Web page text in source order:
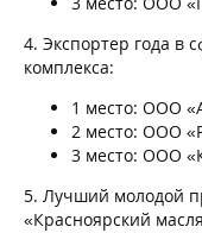
4. Экспортер года в
комплекса:
1 место: ООО
2 место: ООО
3 место: ООО
5. Лучший молодой
«Красноярский